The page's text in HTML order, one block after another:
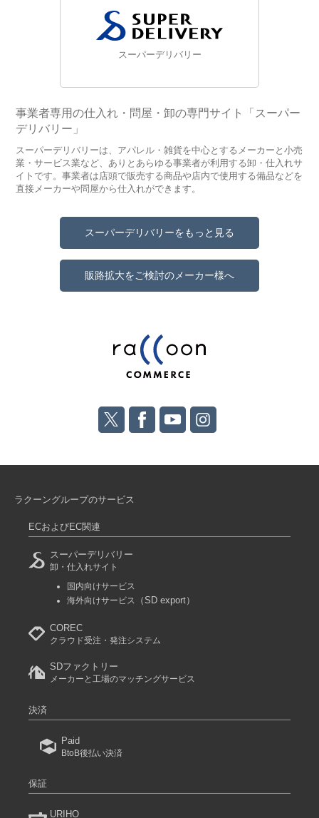
スーパーデリバリー
事業者専用の仕入れ・問屋・卸の専門サイト「スーパー
デリバリー」
スーパーデリバリーは、アパレル・雑貨を中心とするメーカーと小売
業・サービス業など、ありとあらゆる事業者が利用する卸・仕入れサ
イトです。事業者は店頭で販売する商品や店内で使用する備品などを
直接メーカーや問屋から仕入れができます。
スーパーデリバリーをもっと見る
販路拡大をご検討のメーカー様へ
ラクーングループのサービス
ECおよびEC関連
スーパーデリバリー
卸・仕入れサイト
国内向けサービス
海外向けサービス
（SD export）
COREC
クラウド受注・発注システム
SDファクトリー
メーカーと工場のマッチングサービス
決済
Paid
BtoB後払い決済
保証
URIHO